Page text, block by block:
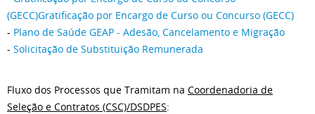
(GECC)Gratificação por Encargo de Curso ou Concurso (GECC)
- Plano de Saúde GEAP - Adesão, Cancelamento e Migração
- Solicitação de Substituição Remunerada
Fluxo dos Processos que Tramitam na Coordenadoria de
Seleção e Contratos (CSC)/DSDPES: